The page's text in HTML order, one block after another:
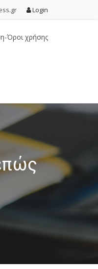
Login
Όροι χρήσης